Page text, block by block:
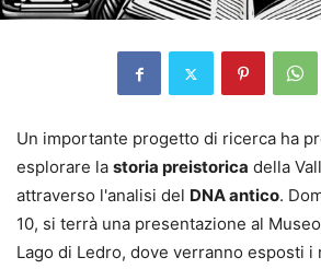
Un importante progetto di ricerca ha
esplorare la storia preistorica della
attraverso l'analisi del DNA antico.
10, si terrà una presentazione al
Lago di Ledro, dove verranno esposti